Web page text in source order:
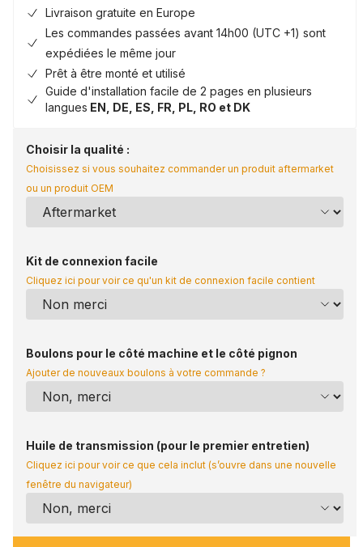
Livraison gratuite en Europe
Les commandes passées avant 14h00 (UTC +1) sont
expédiées le même jour
Prêt à être monté et utilisé
Guide d'installation facile de 2 pages en plusieurs
langues EN, DE, ES, FR, PL, RO et DK
Choisir la qualité :
Choisissez si vous souhaitez commander un produit aftermarket
ou un produit OEM
Kit de connexion facile
Cliquez ici pour voir ce qu'un kit de connexion facile contient
Boulons pour le côté machine et le côté pignon
Ajouter de nouveaux boulons à votre commande ?
Huile de transmission (pour le premier entretien)
Cliquez ici pour voir ce que cela inclut (s’ouvre dans une nouvelle
fenêtre du navigateur)